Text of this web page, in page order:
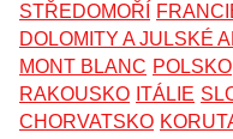
STŘEDOMOŘÍ
DOLOMITY A JULSKÉ
MONT BLANC POLSKO
RAKOUSKO ITÁLIE
CHORVATSKO